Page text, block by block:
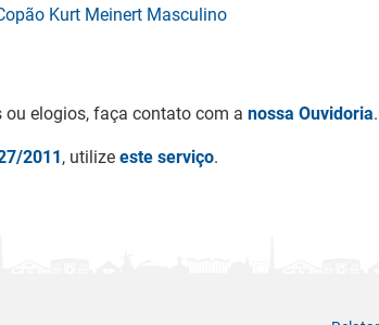
Kurt Meinert Masculino
ou elogios, faça contato com a nossa Ouvidoria.
2011, utilize este serviço.